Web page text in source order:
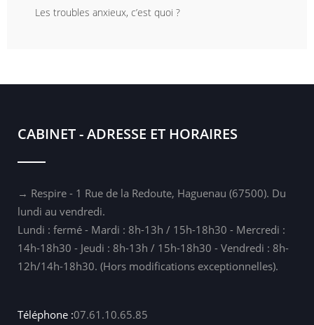
Les troubles anxieux, c’est quoi ?
CABINET - ADRESSE ET HORAIRES
→ Respire - 1 Rue de la Redoute, Haguenau (67500). Du
lundi au vendredi.
Lundi : fermé - Mardi : 8h-13h / 15h-18h30 - Mercredi :
14h-18h30 - Jeudi : 8h-13h / 15h-18h30 - Vendredi : 8h-
12h/14h-18h30. (Hors modifications exceptionnelles).
Téléphone :07.61.10.65.85